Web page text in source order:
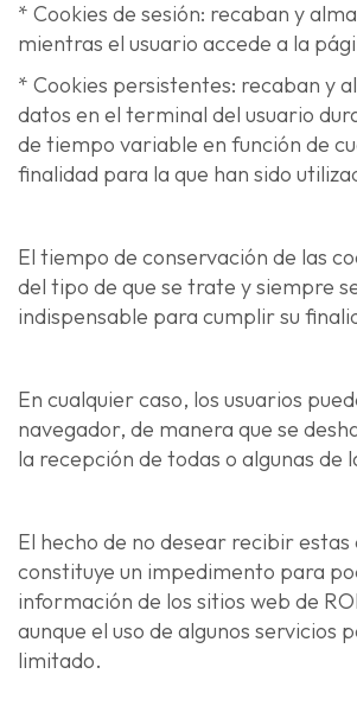
* Cookies de sesión: recaban y
mientras el usuario accede a la
* Cookies persistentes: recaban y
datos en el terminal del usuario
de tiempo variable en función de
finalidad para la que han sido
El tiempo de conservación de las
del tipo de que se trate y siempre
indispensable para cumplir su
En cualquier caso, los usuarios
navegador, de manera que se
la recepción de todas o algunas de
El hecho de no desear recibir estas
constituye un impedimento para
información de los sitios web de
aunque el uso de algunos servicios
limitado.